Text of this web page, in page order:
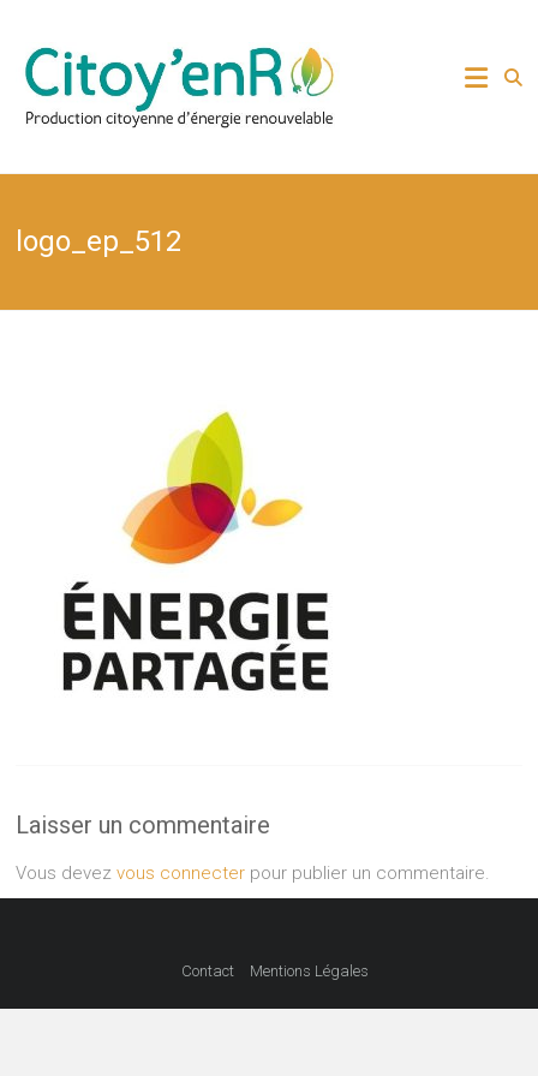
content
Citoy'enR
d'énergie renouvelable
logo_ep_512
Laisser un commentaire
Vous devezvous connecter pour publier un commentaire.
Contact Mentions Légales